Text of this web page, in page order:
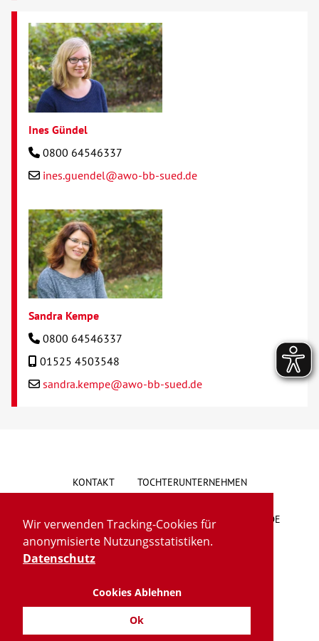
Wir verwenden Tracking-Cookies für
anonymisierte Nutzungsstatistiken.
Datenschutz
Cookies Ablehnen
Ok
Ines Gündel
0800 64546337
ines.guendel@awo-bb-sued.de
Sandra Kempe
0800 64546337
01525 4503548
sandra.kempe@awo-bb-sued.de
KONTAKT TOCHTERUNTERNEHMEN
HINWEISGEBERSYSTEM VORSCHLAG/BESCHWERDE
LIEFERKETTENGESETZ
IMPRESSUM DATENSCHUTZ